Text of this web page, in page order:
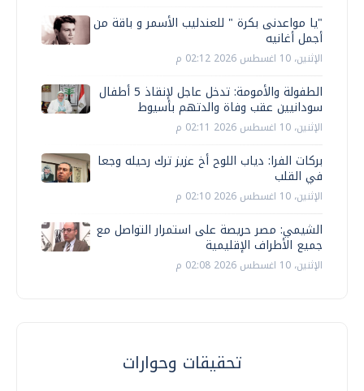
"يا مواعدنى بكرة " للعندليب الأسمر و باقة من
أجمل أغانيه
الإثنين، 10 اغسطس 2026 02:12 م
الطفولة والأمومة: تدخل عاجل لإنقاذ 5 أطفال
سودانيين عقب وفاة والدتهم بأسيوط
الإثنين، 10 اغسطس 2026 02:11 م
بركات الفرا: دياب اللوح أخ عزيز ترك رحيله وجعا
في القلب
الإثنين، 10 اغسطس 2026 02:10 م
الشيمي: مصر حريصة على استمرار التواصل مع
جميع الأطراف الإقليمية
الإثنين، 10 اغسطس 2026 02:08 م
تحقيقات وحوارات